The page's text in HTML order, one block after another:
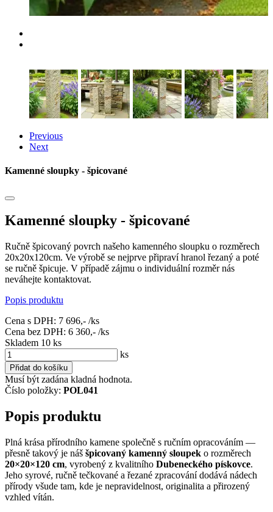
Previous
Next
Kamenné sloupky - špicované
Kamenné sloupky - špicované
Ručně špicovaný povrch našeho kamenného sloupku o rozměrech
20x20x120cm. Ve výrobě se nejprve připraví hranol řezaný a poté
se ručně špicuje. V případě zájmu o individuální rozměr nás
neváhejte kontaktovat.
Popis produktu
Cena s DPH: 7 696,- /ks
Cena bez DPH: 6 360,- /ks
Skladem 10 ks
ks
Přidat do košíku
Musí být zadána kladná hodnota.
Číslo položky: POL041
Popis produktu
Plná krása přírodního kamene společně s ručním opracováním —
přesně takový je náš špicovaný kamenný sloupek o rozměrech
20×20×120 cm, vyrobený z kvalitního Dubeneckého pískovce.
Jeho syrové, ručně tečkované a řezané zpracování dodává nádech
přírody všude tam, kde je nepravidelnost, originalita a přirozený
vzhled vítán.